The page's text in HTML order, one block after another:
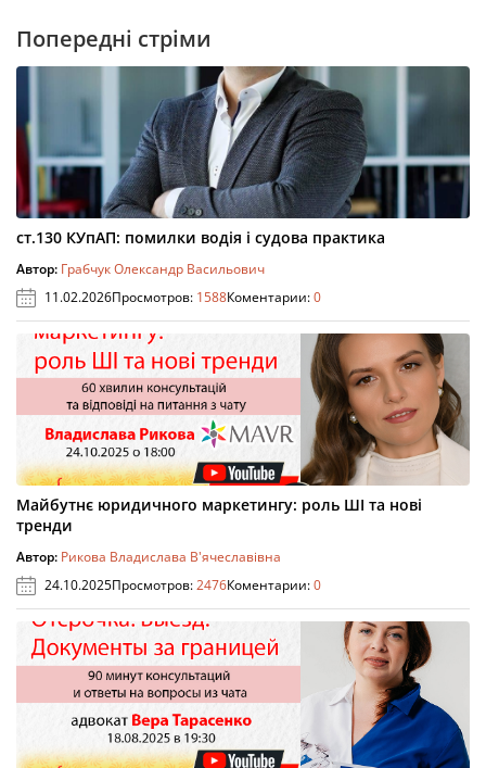
Попередні стріми
ст.130 КУпАП: помилки водія і судова практика
Автор: Грабчук Олександр Васильович
11.02.2026Просмотров: 1588Коментарии:0
Майбутнє юридичного маркетингу: роль ШІ та нові
тренди
Автор: Рикова Владислава В'ячеславівна
24.10.2025Просмотров:2476Коментарии:0